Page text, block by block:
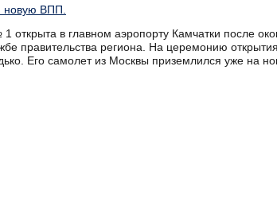
новую ВПП.
открыта в главном аэропорту Камчатки после
правительства региона. На церемонию
Его самолет из Москвы приземлился уже на